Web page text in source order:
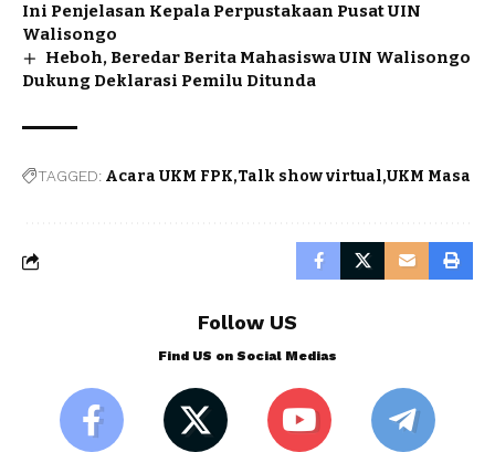
Ini Penjelasan Kepala Perpustakaan Pusat UIN
Walisongo
Heboh, Beredar Berita Mahasiswa UIN Walisongo
Dukung Deklarasi Pemilu Ditunda
TAGGED: Acara UKM FPK Talk show virtual UKM Masa
Follow US
Find US on Social Medias